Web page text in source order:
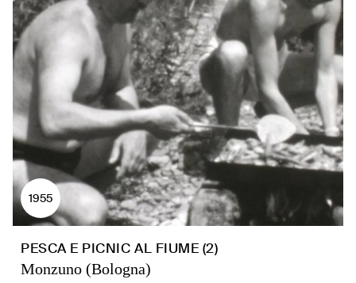
1955
PESCA E PICNIC AL FIUME (2)
Monzuno (Bologna)